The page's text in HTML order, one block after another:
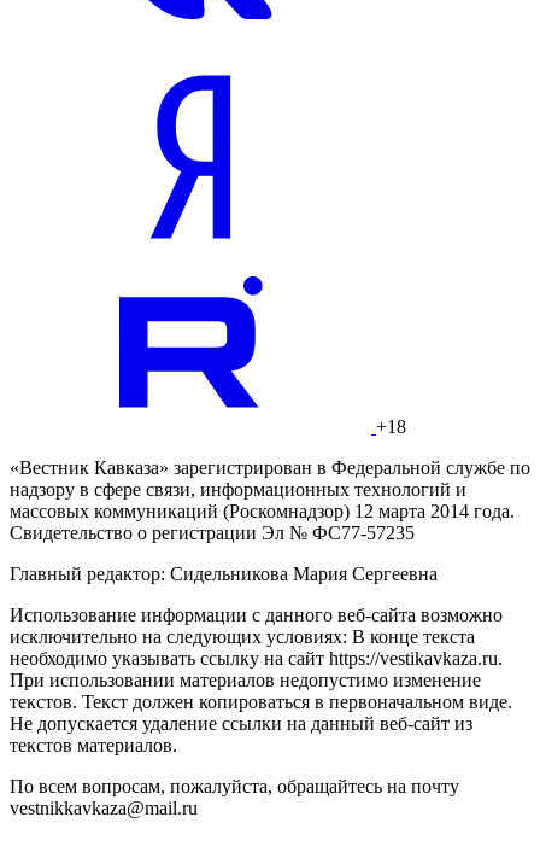
+18
«Вестник Кавказа» зарегистрирован в Федеральной службе по
надзору в сфере связи, информационных технологий и
массовых коммуникаций (Роскомнадзор) 12 марта 2014 года.
Свидетельство о регистрации Эл № ФС77-57235
Главный редактор: Сидельникова Мария Сергеевна
Использование информации с данного веб-сайта возможно
исключительно на следующих условиях: В конце текста
необходимо указывать ссылку на сайт https://vestikavkaza.ru.
При использовании материалов недопустимо изменение
текстов. Текст должен копироваться в первоначальном виде.
Не допускается удаление ссылки на данный веб-сайт из
текстов материалов.
По всем вопросам, пожалуйста, обращайтесь на почту
vestnikkavkaza@mail.ru